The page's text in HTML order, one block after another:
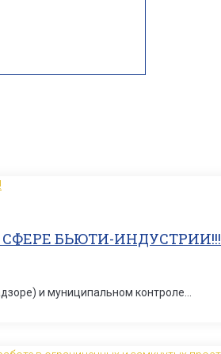
БЬЮТИ-ИНДУСТРИИ!!!
и муниципальном контроле…